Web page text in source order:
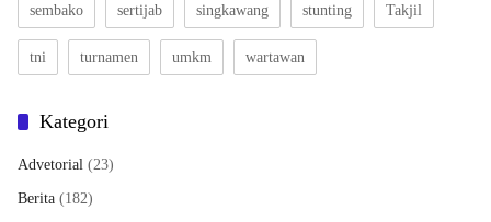
sembako sertijab singkawang stunting Takjil
tni turnamen umkm wartawan
Kategori
Advetorial (23)
Berita (182)